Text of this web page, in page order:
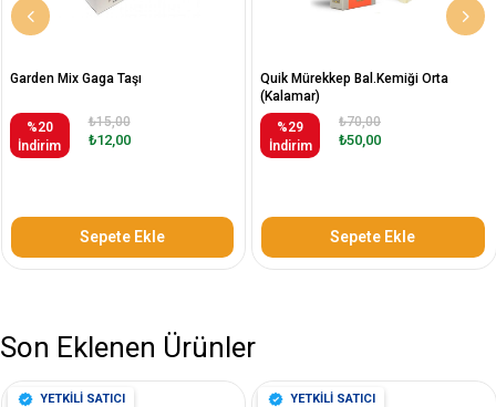
Garden Mix Gaga Taşı
%20
İndirim
₺12,00
₺15,00
Sepete Ekle
Quik Mürekkep Bal.Kemiği Orta
(Kalamar)
%29
İndirim
₺50,00
₺70,00
Sepete Ekle
Son Eklenen Ürünler
YETKİLİ SATICI YETKİLİ SATICI